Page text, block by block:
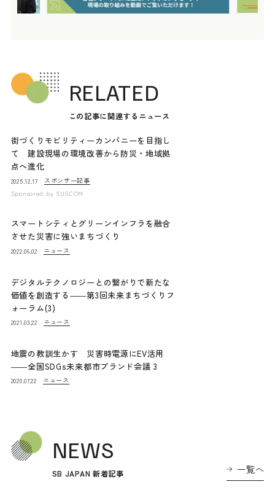
RELATED
この記事に関連するニュース
街づくりモビリティーカンパニーを目指し
て 建設現場の環境改善から防災・地域拠
点へ進化
2025.12.17
スポンサー記事
Sponsored by SUSCOM
スマートシティとグリーンインフラを融合
させた災害に強いまちづくり
2022.06.02 ニュース
デジタルテクノロジーとの繋がりで新たな
価値を創造する――第3回未来まちづくりフ
ォーラム(3)
2021.03.22 ニュース
地震の教訓生かす 災害時電源にEV活用
――全国SDGs未来都市ブランド会議 3
2020.07.22 ニュース
NEWS
SB JAPAN 新着記事 一覧へ